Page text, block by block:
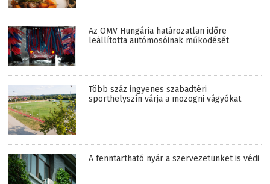
Az OMV Hungária határozatlan időre
leállította autómosóinak működését
Több száz ingyenes szabadtéri
sporthelyszín várja a mozogni vágyókat
A fenntartható nyár a szervezetünket is védi